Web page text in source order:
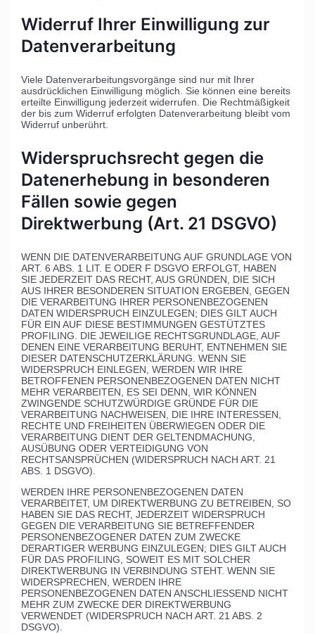
Widerruf Ihrer Einwilligung zur
Datenverarbeitung
Viele Datenverarbeitungsvorgänge sind nur mit Ihrer
ausdrücklichen Einwilligung möglich. Sie können eine bereits
erteilte Einwilligung jederzeit widerrufen. Die Rechtmäßigkeit
der bis zum Widerruf erfolgten Datenverarbeitung bleibt vom
Widerruf unberührt.
Widerspruchsrecht gegen die
Datenerhebung in besonderen
Fällen sowie gegen
Direktwerbung (Art. 21 DSGVO)
WENN DIE DATENVERARBEITUNG AUF GRUNDLAGE VON
ART. 6 ABS. 1 LIT. E ODER F DSGVO ERFOLGT, HABEN
SIE JEDERZEIT DAS RECHT, AUS GRÜNDEN, DIE SICH
AUS IHRER BESONDEREN SITUATION ERGEBEN, GEGEN
DIE VERARBEITUNG IHRER PERSONENBEZOGENEN
DATEN WIDERSPRUCH EINZULEGEN; DIES GILT AUCH
FÜR EIN AUF DIESE BESTIMMUNGEN GESTÜTZTES
PROFILING. DIE JEWEILIGE RECHTSGRUNDLAGE, AUF
DENEN EINE VERARBEITUNG BERUHT, ENTNEHMEN SIE
DIESER DATENSCHUTZERKLÄRUNG. WENN SIE
WIDERSPRUCH EINLEGEN, WERDEN WIR IHRE
BETROFFENEN PERSONENBEZOGENEN DATEN NICHT
MEHR VERARBEITEN, ES SEI DENN, WIR KÖNNEN
ZWINGENDE SCHUTZWÜRDIGE GRÜNDE FÜR DIE
VERARBEITUNG NACHWEISEN, DIE IHRE INTERESSEN,
RECHTE UND FREIHEITEN ÜBERWIEGEN ODER DIE
VERARBEITUNG DIENT DER GELTENDMACHUNG,
AUSÜBUNG ODER VERTEIDIGUNG VON
RECHTSANSPRÜCHEN (WIDERSPRUCH NACH ART. 21
ABS. 1 DSGVO).
WERDEN IHRE PERSONENBEZOGENEN DATEN
VERARBEITET, UM DIREKTWERBUNG ZU BETREIBEN, SO
HABEN SIE DAS RECHT, JEDERZEIT WIDERSPRUCH
GEGEN DIE VERARBEITUNG SIE BETREFFENDER
PERSONENBEZOGENER DATEN ZUM ZWECKE
DERARTIGER WERBUNG EINZULEGEN; DIES GILT AUCH
FÜR DAS PROFILING, SOWEIT ES MIT SOLCHER
DIREKTWERBUNG IN VERBINDUNG STEHT. WENN SIE
WIDERSPRECHEN, WERDEN IHRE
PERSONENBEZOGENEN DATEN ANSCHLIESSEND NICHT
MEHR ZUM ZWECKE DER DIREKTWERBUNG
VERWENDET (WIDERSPRUCH NACH ART. 21 ABS. 2
DSGVO).